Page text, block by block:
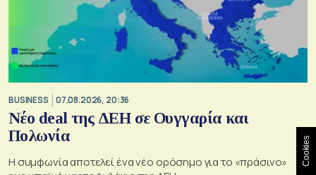
BUSINESS 07.08.2026, 20:36
Νέο deal της ΔΕΗ σε Ουγγαρία και
Πολωνία
Η συμφωνία αποτελεί ένα νέο ορόσημο για το «πράσινο»
Cookies